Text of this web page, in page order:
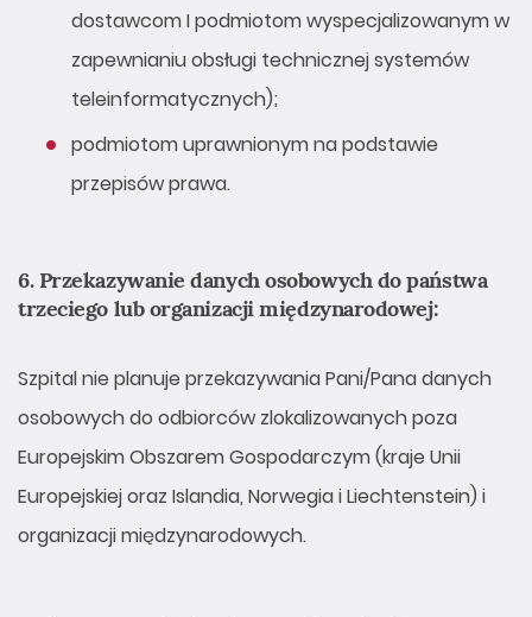
dostawcom I podmiotom wyspecjalizowanym w
zapewnianiu obsługi technicznej systemów
teleinformatycznych);
podmiotom uprawnionym na podstawie
przepisów prawa.
6. Przekazywanie danych osobowych do państwa
trzeciego lub organizacji międzynarodowej:
Szpital nie planuje przekazywania Pani/Pana danych
osobowych do odbiorców zlokalizowanych poza
Europejskim Obszarem Gospodarczym (kraje Unii
Europejskiej oraz Islandia, Norwegia i Liechtenstein) i
organizacji międzynarodowych.